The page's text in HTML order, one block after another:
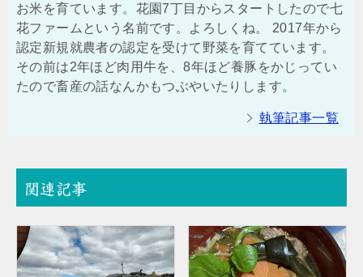
お米を育ています。花園7丁目からスタートしたので七
花ファームという名前です。よろしくね。 2017年から
認定新規就農者の認定を受けて野菜を育てています。
その前は2年ほど肉用牛を、8年ほど養豚をかじってい
たので畜産の話なんかもつぶやいたりします。
執筆記事一覧
関連記事